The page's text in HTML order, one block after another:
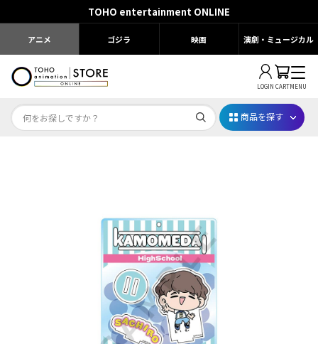
TOHO entertainment ONLINE
アニメ ゴジラ 映画 演劇・ミュージカル
LOGIN CARTMENU
じゅじゅフェス 2026
薬屋のひとりごと 夏の園遊会2026
アニメ『僕のヒーローアカデミア』10周年
商品を探す